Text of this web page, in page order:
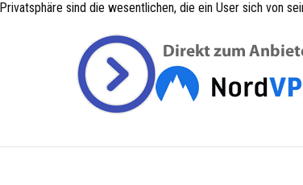
sind die wesentlichen, die ein User sich von